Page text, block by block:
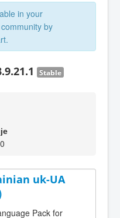
in your
by
Stable
uk-UA
Pack for